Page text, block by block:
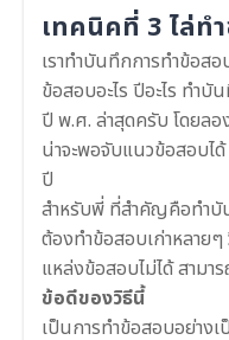
เทคนิคที่ 3 ไล่ท
เราทำบันทึกการทำข้อสอ
ข้อสอบอะไร ปีอะไร ทำบั
ปี พ.ศ. ล่าสุดครับ โดยล
น่าจะพอจับแนวข้อสอบไ
ปี
สำหรับพี่ ที่สำคัญคือทำบัน
ต้องทำข้อสอบเก่าหลายๆ
แหล่งข้อสอบไม่ได้ สามา
ข้อดีของวิธีนี้
เป็นการทำข้อสอบอย่าง